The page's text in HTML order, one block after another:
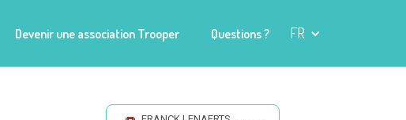
Devenir une association Trooper Questions ? FR